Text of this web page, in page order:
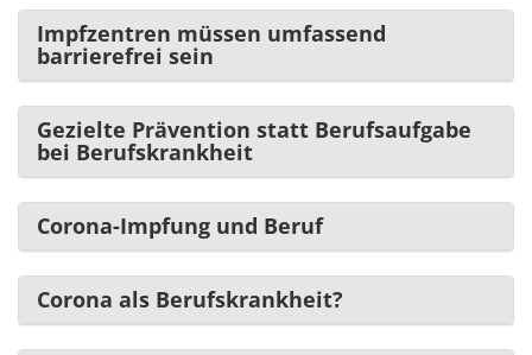
Impfzentren müssen umfassend
barrierefrei sein
Gezielte Prävention statt Berufsaufgabe
bei Berufskrankheit
Corona-Impfung und Beruf
Corona als Berufskrankheit?